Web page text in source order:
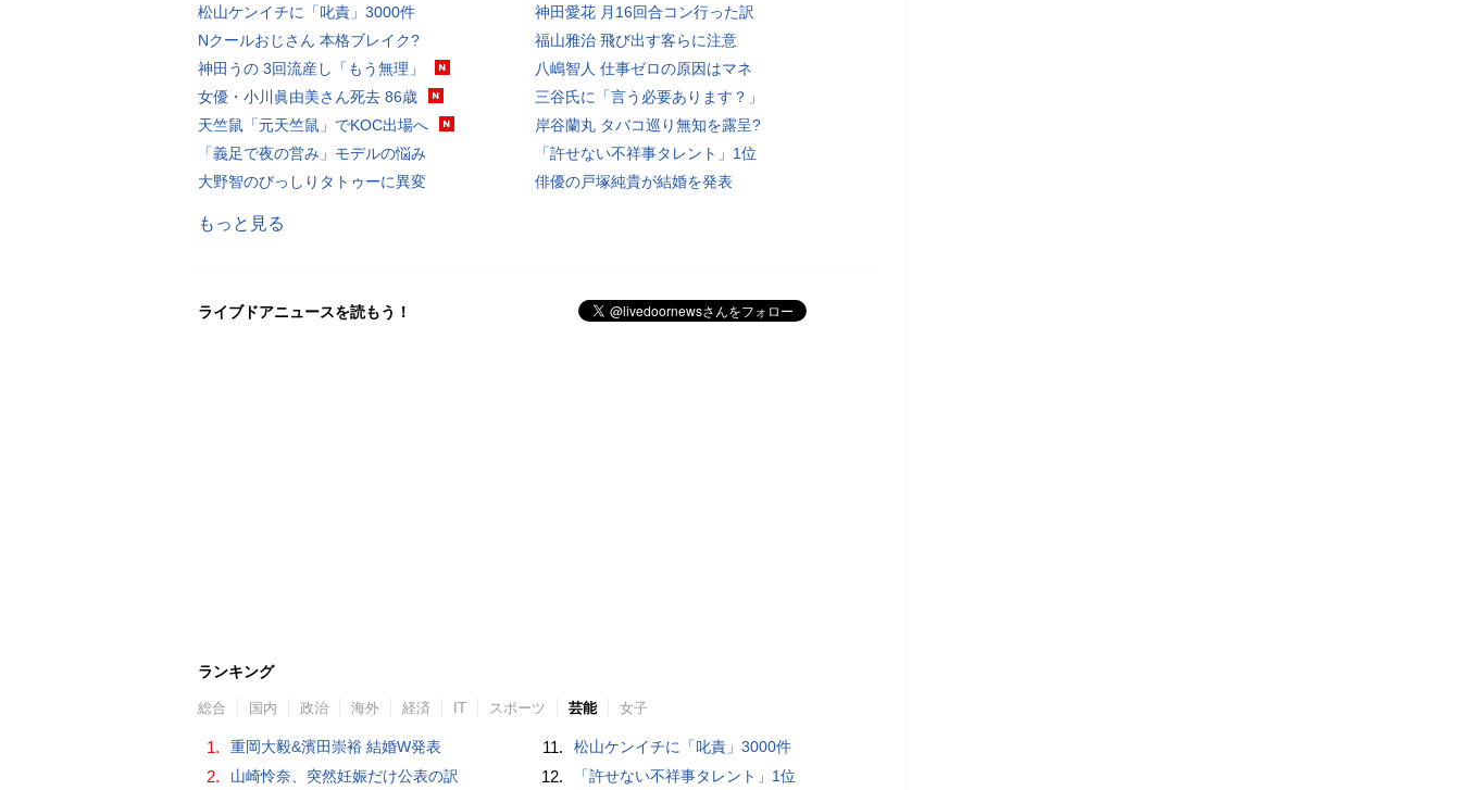
松山ケンイチに「叱責」3000件
Nクールおじさん 本格ブレイク?
神田うの 3回流産し「もう無理」
女優・小川眞由美さん死去 86歳
天竺鼠「元天竺鼠」でKOC出場へ
「義足で夜の営み」モデルの悩み
大野智のびっしりタトゥーに異変
神田愛花 月16回合コン行った訳
福山雅治 飛び出す客らに注意
八嶋智人 仕事ゼロの原因はマネ
三谷氏に「言う必要あります？」
岸谷蘭丸 タバコ巡り無知を露呈?
「許せない不祥事タレント」1位
俳優の戸塚純貴が結婚を発表
もっと見る
ライブドアニュースを読もう！
ランキング
総合 国内 政治 海外 経済 IT スポーツ 芸能 女子
1. 重岡大毅&濱田崇裕 結婚W発表
2. 山崎怜奈、突然妊娠だけ公表の訳
11. 松山ケンイチに「叱責」3000件
12. 「許せない不祥事タレント」1位